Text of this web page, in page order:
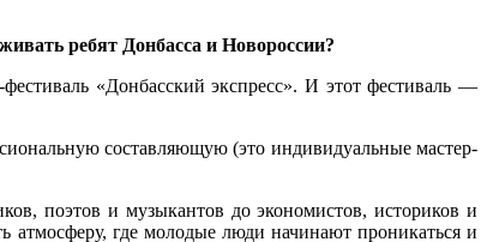
ребят Донбасса и Новороссии?
«Донбасский экспресс». И этот фестиваль —
составляющую (это индивидуальные мастер-
поэтов и музыкантов до экономистов, историков и
атмосферу, где молодые люди начинают проникаться и